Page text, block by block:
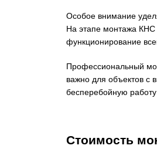
Особое внимание
На этапе монтажа КНС
функционирование
Профессиональный
важно для объектов с
бесперебойную
Стоимость